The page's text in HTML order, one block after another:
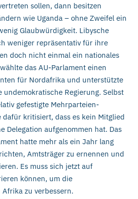
sollen, dann besitzen
wie Uganda – ohne Zweifel ein
Glaubwürdigkeit. Libysche
weniger repräsentativ für ihre
doch nicht einmal ein nationales
das AU-Parlament einen
für Nordafrika und unterstützte
undemokratische Regierung. Selbst
gefestigte Mehrparteien-
dafür kritisiert, dass es kein Mitglied
Delegation aufgenommen hat. Das
hatte mehr als ein Jahr lang
Amtsträger zu ernennen und
Es muss sich jetzt auf
können, um die
zu verbessern.